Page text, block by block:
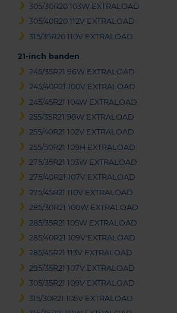
305/30R20 103W EXTRALOAD
305/40R20 112V EXTRALOAD
315/35R20 110V EXTRALOAD
21-inch banden
245/35R21 96W EXTRALOAD
245/40R21 100V EXTRALOAD
245/45R21 104W EXTRALOAD
255/35R21 98W EXTRALOAD
255/40R21 102V EXTRALOAD
255/50R21 109H EXTRALOAD
275/35R21 103W EXTRALOAD
275/40R21 107V EXTRALOAD
275/45R21 110V EXTRALOAD
285/30R21 100W EXTRALOAD
285/35R21 105W EXTRALOAD
285/40R21 109V EXTRALOAD
285/45R21 113V EXTRALOAD
295/35R21 107V EXTRALOAD
305/35R21 109V EXTRALOAD
315/30R21 105V EXTRALOAD